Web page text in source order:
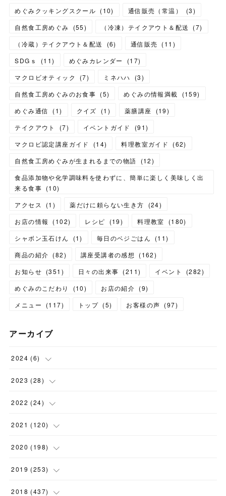
めぐみクッキングスクール (10) 通信販売（常温） (3)
自然食工房めぐみ
(55) （冷凍）テイクアウト＆配送 (7)
（冷蔵）テイクアウト＆配送
(6) 通信販売 (11 )
SDGｓ
(11) めぐみカレンダー (17)
マクロビオティック
(7) ミネハハ (3)
自然食工房めぐみのお食事 (5) めぐみの情報満載 (159)
めぐみ通信
(1) クイズ (1 ) 薬膳講座 (19)
テイクアウト
(7) イベントガイド (91)
マクロビ認定講座ガイド
(14) 料理教室ガイド (62)
自然食工房めぐみが生まれるまでの物語
(12)
食品添加物や化学調味料を使わずに、簡単に楽しく美味しく出
来る食事 (10)
アクセス
(1 ) 薬だけに頼らない生き方 (24)
お店の情報
(102) レシピ (19) 料理教室 (180)
シャボン玉石けん
(1) 毎日のベジごはん (11)
商品の紹介 (82) 講座受講者の感想 (162)
お知らせ (351 ) 日々の出来事 (211) イベント (282)
めぐみのこだわり
(10) お店の紹介 (9)
メニュー
(117) トップ (5) お客様の声 (97)
アーカイブ
2024 (6)
(1)
(1 )
(1)
(1 )
2023 (28)
(2)
(1)
(1)
(2)
2022 (24)
(5)
(2)
(2)
(1)
2021 (120)
(12)
(3)
(1)
2020 (198)
(12)
(11)
2019 (253)
(14)
2018 (437)